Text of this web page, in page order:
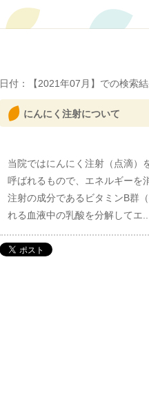
日付：【2021年07月 】での検索
にんにく注射について
当院ではにんにく注射（点滴）
呼ばれるもので、エネルギーを
注射の成分であるビタミンB群
れる血液中の乳酸を分解してエ...